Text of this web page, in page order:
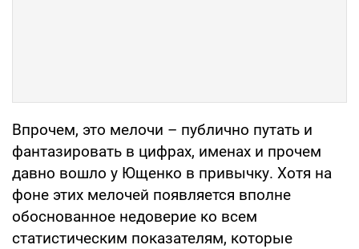
Впрочем, это мелочи – публично путать и
фантазировать в цифрах, именах и прочем
давно вошло у Ющенко в привычку. Хотя на
фоне этих мелочей появляется вполне
обоснованное недоверие ко всем
статистическим показателям, которые